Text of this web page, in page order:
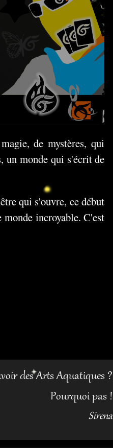
de mystères, qui
un monde qui s'écrit de
qui s'ouvre, ce début
incroyable. C'est
des Arts Aquatiques ?
Pourquoi pas !
Sirena